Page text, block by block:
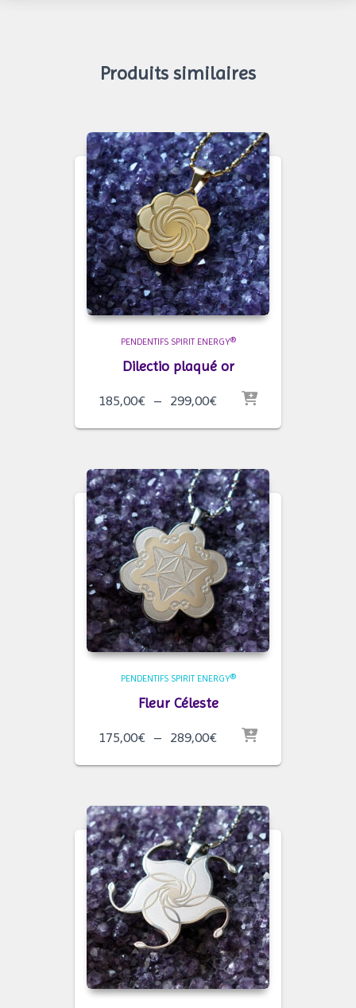
Produits similaires
PENDENTIFS SPIRIT ENERGY®
Dilectio plaqué or
185,00€ – 299,00€Plage
prix :
à
299,00€
PENDENTIFS SPIRIT ENERGY®
Fleur Céleste
175,00€ – 289,00€Plage
prix :
à
289,00€